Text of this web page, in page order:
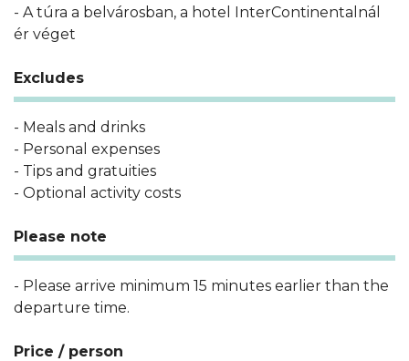
- A túra a belvárosban, a hotel InterContinentalnál
ér véget
Excludes
- Meals and drinks
- Personal expenses
- Tips and gratuities
- Optional activity costs
Please note
- Please arrive minimum 15 minutes earlier than the
departure time.
Price / person